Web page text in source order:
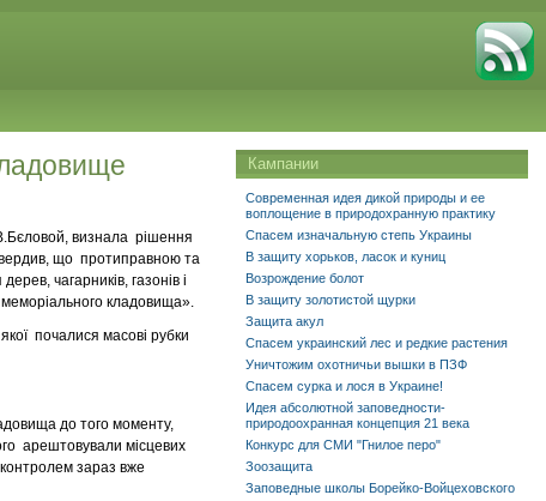
визнала рішення
що протиправною та
чагарників, газонів і
меморіального кладовища».
почалися масові рубки
до того моменту,
арештовували місцевих
зараз вже
Кампании
Современная идея дикой природы и ее
воплощение в природохранную практику
Спасем изначальную степь Украины
В защиту хорьков, ласок и куниц
Возрождение болот
В защиту золотистой щурки
Защита акул
Спасем украинский лес и редкие растения
Уничтожим охотничьи вышки в ПЗФ
Спасем сурка и лося в Украине!
Идея абсолютной заповедности-
природоохранная концепция 21 века
Конкурс для СМИ "Гнилое перо"
Зоозащита
Заповедные школы Борейко-Войцеховского